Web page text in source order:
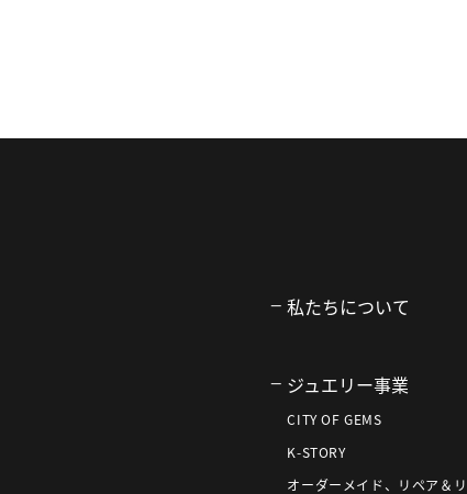
私たちについて
ジュエリー事業
CITY OF GEMS
K-STORY
オーダーメイド、リペア＆